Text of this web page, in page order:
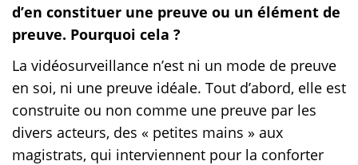
d’en constituer une preuve ou un élément de
preuve. Pourquoi cela ?
La vidéosurveillance n’est ni un mode de preuve
en soi, ni une preuve idéale. Tout d’abord, elle est
construite ou non comme une preuve par les
divers acteurs, des « petites mains » aux
magistrats, qui interviennent pour la conforter